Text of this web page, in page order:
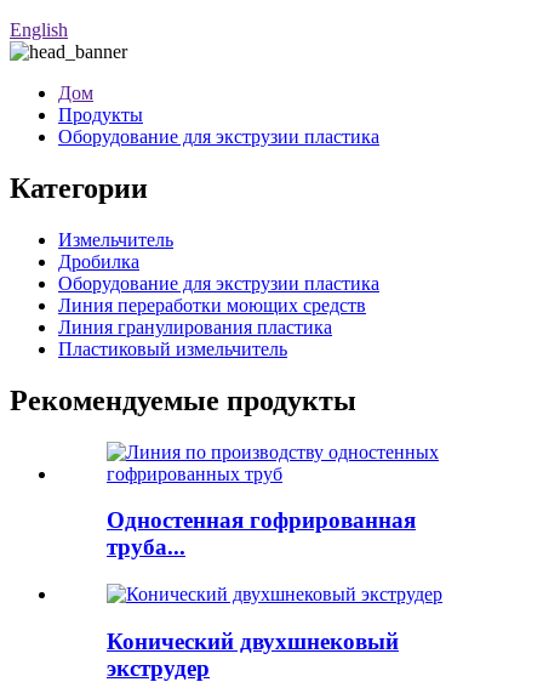
English
Дом
Продукты
Оборудование для экструзии пластика
Категории
Измельчитель
Дробилка
Оборудование для экструзии пластика
Линия переработки моющих средств
Линия гранулирования пластика
Пластиковый измельчитель
Рекомендуемые продукты
Одностенная гофрированная
труба...
Конический двухшнековый
экструдер